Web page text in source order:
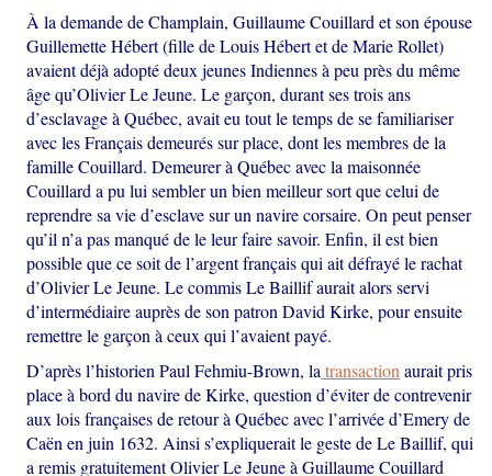
À la demande de Champlain, Guillaume Couillard et son épouse
Guillemette Hébert (fille de Louis Hébert et de Marie Rollet)
avaient déjà adopté deux jeunes Indiennes à peu près du même
âge qu’Olivier Le Jeune. Le garçon, durant ses trois ans
d’esclavage à Québec, avait eu tout le temps de se familiariser
avec les Français demeurés sur place, dont les membres de la
famille Couillard. Demeurer à Québec avec la maisonnée
Couillard a pu lui sembler un bien meilleur sort que celui de
reprendre sa vie d’esclave sur un navire corsaire. On peut penser
qu’il n’a pas manqué de le leur faire savoir. Enfin, il est bien
possible que ce soit de l’argent français qui ait défrayé le rachat
d’Olivier Le Jeune. Le commis Le Baillif aurait alors servi
d’intermédiaire auprès de son patron David Kirke, pour ensuite
remettre le garçon à ceux qui l’avaient payé.
D’après l’historien Paul Fehmiu-Brown, latransactionaurait pris
place à bord du navire de Kirke, question d’éviter de contrevenir
aux lois françaises de retour à Québec avec l’arrivée d’Emery de
Caën en juin 1632. Ainsi s’expliquerait le geste de Le Baillif, qui
a remis gratuitement Olivier Le Jeune à Guillaume Couillard